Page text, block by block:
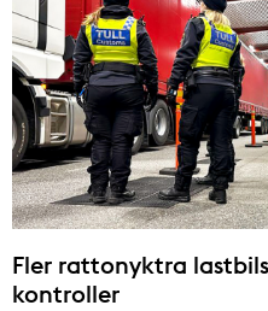
Fler rattonyktra
kontroller